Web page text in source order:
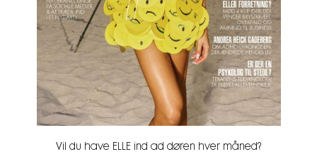
Vil du have ELLE ind ad døren hver måned?